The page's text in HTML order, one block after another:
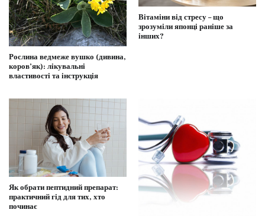
Рослина ведмеже вушко (дивина,
коров’як): лікувальні
властивості та інструкція
Вітаміни від стресу – що
зрозуміли японці раніше за
інших?
Як обрати пептидний препарат:
практичний гід для тих, хто
починає